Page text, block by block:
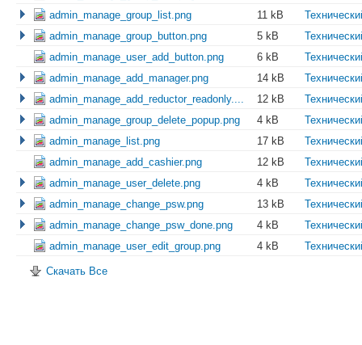
admin_manage_group_list.png
11 kB
admin_manage_group_button.png
5 kB
admin_manage_user_add_button.png
6 kB
admin_manage_add_manager.png
14 kB
admin_manage_add_reductor_readonly....
12 kB
admin_manage_group_delete_popup.png
4 kB
admin_manage_list.png
17 kB
admin_manage_add_cashier.png
12 kB
admin_manage_user_delete.png
4 kB
admin_manage_change_psw.png
13 kB
admin_manage_change_psw_done.png
4 kB
admin_manage_user_edit_group.png
4 kB
Скачать Все